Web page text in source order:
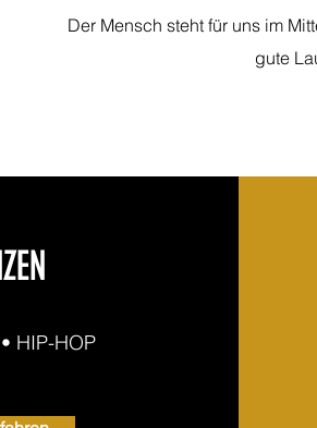
Der Mensch steht für uns im
gute
HIP-HOP